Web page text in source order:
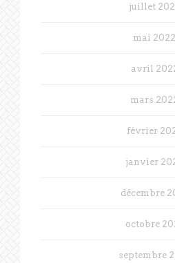
juillet
mai 2022
avril
mars
février
janvier
décembre
octobre
septembre